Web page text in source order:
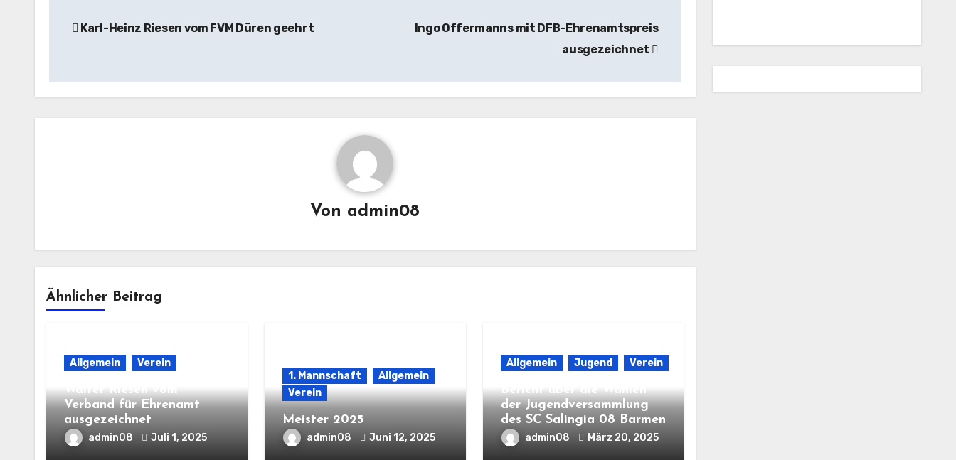
Karl-Heinz Riesen vom FVM Düren geehrt
Ingo Offermanns mit DFB-Ehrenamtspreis
ausgezeichnet
Von admin08
Ähnlicher Beitrag
Allgemein Verein
Walter Riesen vom
Verband für Ehrenamt
ausgezeichnet
admin08 Juli 1, 2025
1. Mannschaft
Allgemein
Verein
Meister 2025
admin08 Juni 12, 2025
Allgemein Jugend Verein
Bericht über die Wahlen
der Jugendversammlung
des SC Salingia 08 Barmen
admin08 März 20, 2025